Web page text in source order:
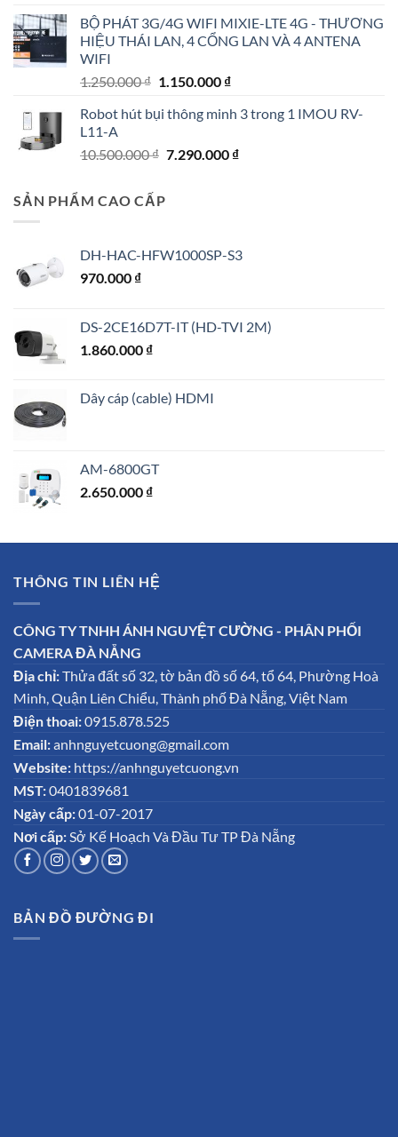
là:
8.900.000 ₫.
tại
là:
BỘ PHÁT 3G/4G WIFI MIXIE-LTE 4G - THƯƠNG
HIỆU THÁI LAN, 4 CỔNG LAN VÀ 4 ANTENA
WIFI
1.250.000₫ Giá
là:
1.150.000 ₫Giá
tại
1.150.000 ₫.
Robot hút bụi thông minh 3 trong 1 IMOU RV-
L11-A
10.500.000₫ Giá
7.290.000 ₫Giá
SẢN PHẨM CAO CẤP
DH-HAC-HFW1000SP-S3
970.000 ₫
DS-2CE16D7T-IT (HD-TVI 2M)
1.860.000 ₫
Dây cáp (cable) HDMI
AM-6800GT
2.650.000 ₫
THÔNG TIN LIÊN HỆ
CÔNG TY TNHH ÁNH NGUYỆT CƯỜNG - PHÂN PHỐI
CAMERA ĐÀ NẴNG
Địa chỉ:Thửa đất số 32, tờ bản đồ số 64, tổ 64, Phường Hoà
Minh, Quận Liên Chiểu, Thành phố Đà Nẵng, Việt Nam
Điện thoai:0915.878.525
Email:anhnguyetcuong@gmail.com
Website: https://anhnguyetcuong.vn
MST:0401839681
Ngày cấp:01-07-2017
Nơi cấp:Sở Kế Hoạch Và Đầu Tư TP Đà Nẵng
BẢN ĐỒ ĐƯỜNG ĐI